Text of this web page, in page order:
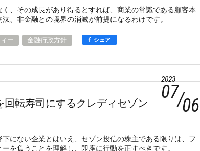
、その成長があり得るとすれば、商業の常識である顧客本
、非金融との境界の消滅が前提になるわけです。
ー 金融行政方針 f シェア
2023
07
06
回転寿司にするクレディセゾン
にない企業とはいえ、セゾン投信の株主である限りは、フ
を負うことを理解し、即座に行動を正すべきです。